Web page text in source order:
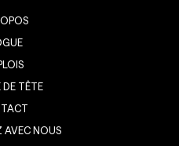
DE TÊTE
AVEC NOUS